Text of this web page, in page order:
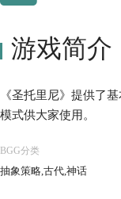
游戏简介
《圣托里尼》提供了
模式供大家使用。
BGG分类
抽象策略,古代,神话